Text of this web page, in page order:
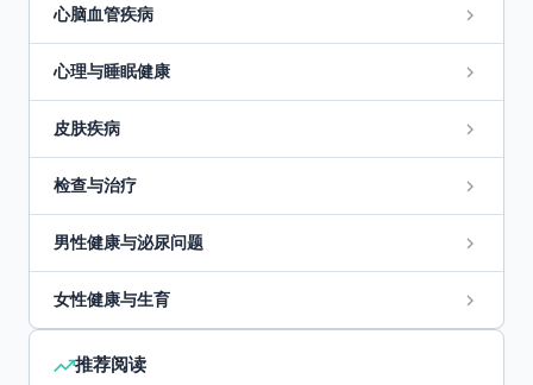
心脑血管疾病
心理与睡眠健康
皮肤疾病
检查与治疗
男性健康与泌尿问题
女性健康与生育
推荐阅读